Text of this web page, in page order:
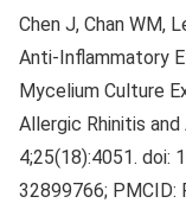
Chen J, Chan WM,
Anti-Inflammatory
Mycelium Culture
Allergic Rhinitis
4;25(18):4051. doi:
32899766; PMCID: